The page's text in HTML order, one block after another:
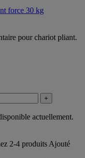
force 30 kg
pour chariot pliant.
+
actuellement.
2-4 produitsAjouté